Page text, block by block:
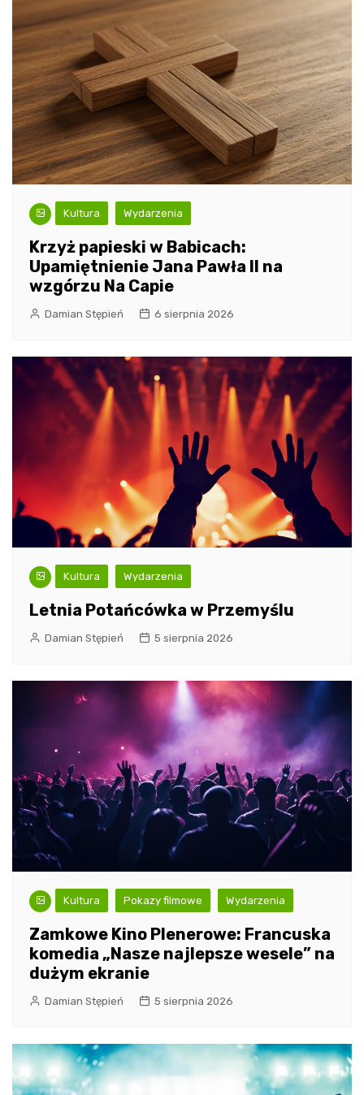
Kultura Wydarzenia
Krzyż papieski w Babicach:
Upamiętnienie Jana Pawła II na
wzgórzu Na Capie
Damian Stępień 6 sierpnia 2026
Kultura Wydarzenia
Letnia Potańcówka w Przemyślu
Damian Stępień 5 sierpnia 2026
Kultura Pokazy filmowe Wydarzenia
Zamkowe Kino Plenerowe: Francuska
komedia „Nasze najlepsze wesele” na
dużym ekranie
Damian Stępień 5 sierpnia 2026